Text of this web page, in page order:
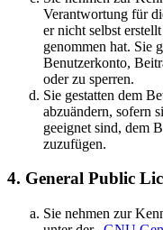
Verantwortung für
er nicht selbst
genommen hat. Sie
Benutzerkonto,
oder zu sperren.
Sie gestatten dem
abzuändern, sofern
geeignet sind, dem
zuzufügen.
4. General Public
Sie nehmen zur